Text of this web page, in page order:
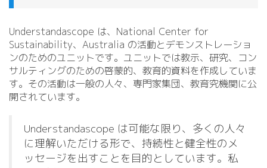
Understandascope は、National Center for
Sustainability、Australia の活動とデモンストレーショ
ンのためのユニットです。ユニットでは教示、研究、コン
サルティングのための啓蒙的、教育的資料を作成していま
す。その活動は一般の人々、専門家集団、教育究機関に公
開されています。
Understandascope は可能な限り、多くの人々
に理解いただける形で、持続性と健全性のメ
ッセージを出すことを目的としています。私